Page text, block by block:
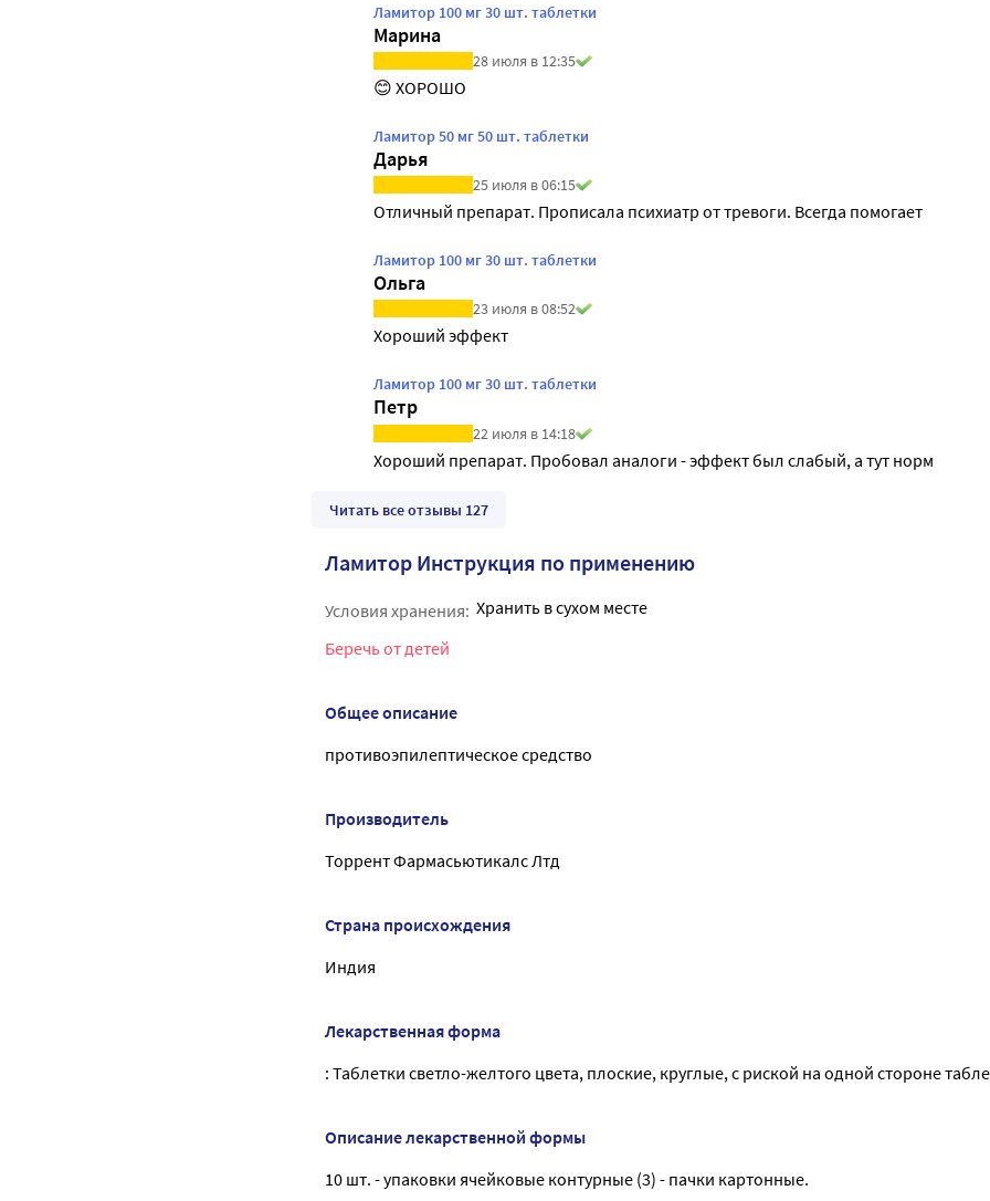
Ламитор 100 мг 30 шт. таблетки
Марина
28 июля в 12:35
😊 ХОРОШО
Ламитор 50 мг 50 шт. таблетки
Дарья
25 июля в 06:15
Отличный препарат. Прописала психиатр от тревоги. Всегда помогает
Ламитор 100 мг 30 шт. таблетки
Ольга
23 июля в 08:52
Хороший эффект
Ламитор 100 мг 30 шт. таблетки
Петр
22 июля в 14:18
Хороший препарат. Пробовал аналоги - эффект был слабый, а тут норм
Читать все отзывы 127
Ламитор Инструкция по применению
Условия хранения: Хранить в сухом месте
Беречь от детей
Общее описание
противоэпилептическое средство
Производитель
Торрент Фармасьютикалс Лтд
Страна происхождения
Индия
Лекарственная форма
: Таблетки светло-желтого цвета, плоские, круглые, с риской на одной стороне
Описание лекарственной формы
10 шт. - упаковки ячейковые контурные (3) - пачки картонные.